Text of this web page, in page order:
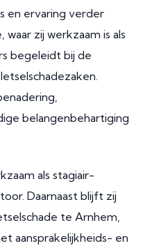
en ervaring verder
zij werkzaam is als
begeleidt bij de
belangenbehartiging
als stagiair-
Daarnaast blijft zij
te Arnhem,
aansprakelijkheids- en